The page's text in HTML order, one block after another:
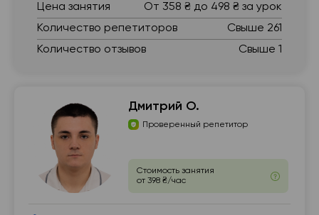
Цена занятия
От 358 ₴ до 498 ₴ за урок
Количество репетиторов
Свыше 261
Количество отзывов
Свыше 1
Дмитрий О.
Проверенный репетитор
Стоимость занятия
от 398 ₴/час